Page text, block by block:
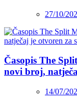
27/10/
Časopis The
novi broj,
14/07/